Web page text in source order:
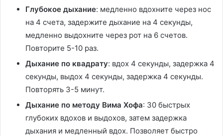
Глубокое дыхание: медленно вдохните через нос
на 4 счета, задержите дыхание на 4 секунды,
медленно выдохните через рот на 6 счетов.
Повторите 5-10 раз.
Дыхание по квадрату: вдох 4 секунды, задержка 4
секунды, выдох 4 секунды, задержка 4 секунды.
Повторять 3-5 минут.
Дыхание по методу Вима Хофа: 30 быстрых
глубоких вдохов и выдохов, затем задержка
дыхания и медленный вдох. Позволяет быстро